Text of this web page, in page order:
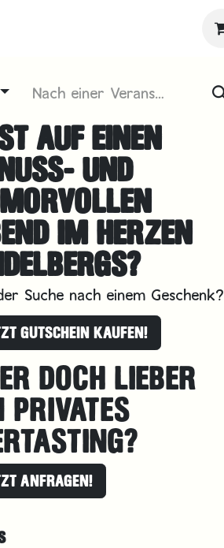
AUF EINEN
UND
IM HERZEN
Suche nach einem Geschenk?
GUTSCHEIN KAUFEN!
DOCH LIEBER
PRIVATES
ANFRAGEN!